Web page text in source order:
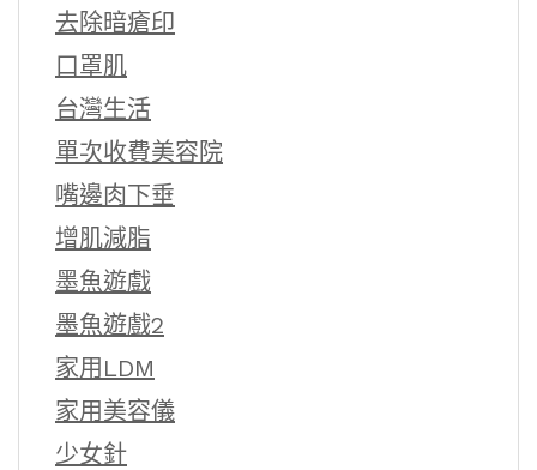
去除暗瘡印
口罩肌
台灣生活
單次收費美容院
嘴邊肉下垂
增肌減脂
墨魚遊戲
墨魚遊戲2
家用LDM
家用美容儀
少女針